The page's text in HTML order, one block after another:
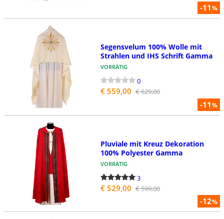
-11%
-11%
Segensvelum 100% Wolle mit
Strahlen und IHS Schrift Gamma
VORRÄTIG
0
€ 559,00 € 629,00
-12%
Pluviale mit Kreuz Dekoration
100% Polyester Gamma
VORRÄTIG
3
€ 529,00 € 599,00